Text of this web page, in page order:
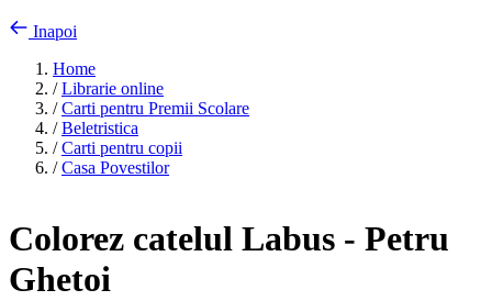
Inapoi
Home
/ Librarie online
/ Carti pentru Premii Scolare
/ Beletristica
/ Carti pentru copii
/ Casa Povestilor
Colorez catelul Labus - Petru
Ghetoi